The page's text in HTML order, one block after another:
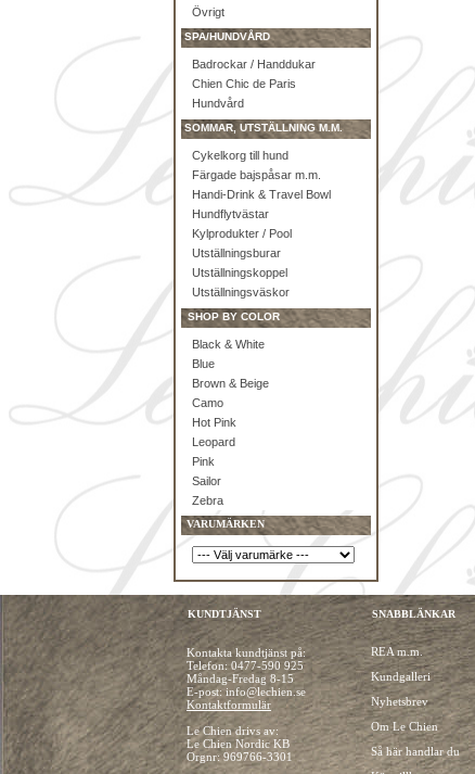
Övrigt
SPA/HUNDVÅRD
Badrockar / Handdukar
Chien Chic de Paris
Hundvård
SOMMAR, UTSTÄLLNING M.M.
Cykelkorg till hund
Färgade bajspåsar m.m.
Handi-Drink & Travel Bowl
Hundflytvästar
Kylprodukter / Pool
Utställningsburar
Utställningskoppel
Utställningsväskor
SHOP BY COLOR
Black & White
Blue
Brown & Beige
Camo
Hot Pink
Leopard
Pink
Sailor
Zebra
VARUMÄRKEN
KUNDTJÄNST
Kontakta kundtjänst på:
Telefon: 0477-590 925
Måndag-Fredag 8-15
E-post: info@lechien.se
Kontaktformulär
Le Chien drivs av:
Le Chien Nordic KB
Orgnr: 969766-3301
SNABBLÄNKAR
REA m.m.
Kundgalleri
Nyhetsbrev
Om Le Chien
Så här handlar du